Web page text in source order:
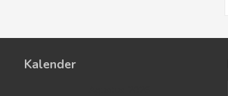
Kalender